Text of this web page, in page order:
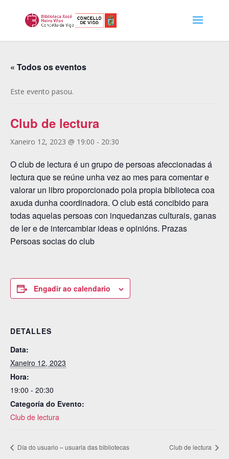
« Todos os eventos
Este evento pasou.
Club de lectura
Xaneiro 12, 2023 @ 19:00 - 20:30
O club de lectura é un grupo de persoas afeccionadas á
lectura que se reúne unha vez ao mes para comentar e
valorar un libro proporcionado pola propia biblioteca coa
axuda dunha coordinadora. O club está concibido para
todas aquelas persoas con inquedanzas culturais, ganas
de ler e de intercambiar ideas e opinións. Prazas
Persoas socias do club
Engadir ao calendario
DETALLES
Data:
Xaneiro 12, 2023
Hora:
19:00 - 20:30
Categoría do Evento:
Club de lectura
Día do usuario – usuaria das bibliotecas Club de lectura